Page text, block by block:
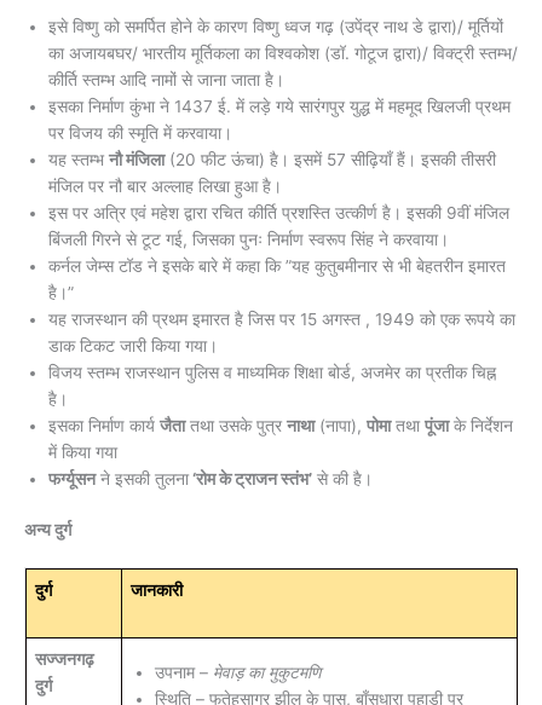
इसे विष्णु को समर्पित होने के कारण विष्णु ध्वज गढ़ (उपेंद्र नाथ डे द्वारा)/ मूर्तियों
का अजायबघर/ भारतीय मूर्तिकला का विश्वकोश (डॉ. गोटूज द्वारा)/ विक्ट्री स्तम्भ/
कीर्ति स्तम्भ आदि नामों से जाना जाता है।
इसका निर्माण कुंभा ने 1437 ई. में लड़े गये सारंगपुर युद्ध में महमूद खिलजी प्रथम
पर विजय की स्मृति में करवाया।
यह स्तम्भ नौ मंजिला(20 फीट ऊंचा) है। इसमें 57 सीढ़ियाँ हैं। इसकी तीसरी
मंजिल पर नौ बार अल्लाह लिखा हुआ है।
इस पर अत्रि एवं महेश द्वारा रचित कीर्ति प्रशस्ति उत्कीर्ण है। इसकी 9वीं मंजिल
बिंजली गिरने से टूट गई, जिसका पुनः निर्माण स्वरूप सिंह ने करवाया।
कर्नल जेम्स टॉड ने इसके बारे में कहा कि ”यह कुतुबमीनार से भी बेहतरीन इमारत
है।”
यह राजस्थान की प्रथम इमारत है जिस पर 15 अगस्त , 1949 को एक रूपये का
डाक टिकट जारी किया गया।
विजय स्तम्भ राजस्थान पुलिस व माध्यमिक शिक्षा बोर्ड, अजमेर का प्रतीक चिह्न
है।
इसका निर्माण कार्य जैतातथा उसके पुत्र नाथा(नापा), पोमातथा पूंजाके निर्देशन
में किया गया
फर्ग्यूसनने इसकी तुलना‘रोम के ट्राजन स्तंभ’ से की है।
अन्य दुर्ग
दुर्ग जानकारी
सज्जनगढ़
दुर्ग
उपनाम – मेवाड़ का मुकुटमणि
स्थिति – फतेहसागर झील के पास, बाँसधारा पहाड़ी पर